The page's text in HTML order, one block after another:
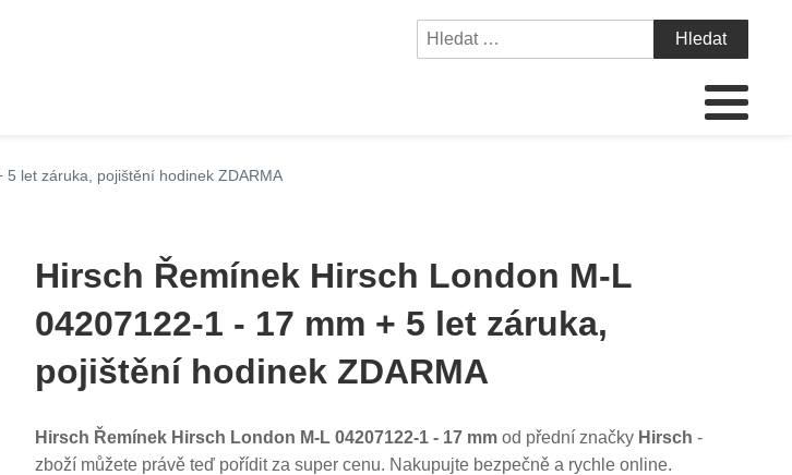
let záruka, pojištění hodinek ZDARMA
Hirsch Řemínek Hirsch London M-L
04207122-1 - 17 mm + 5 let záruka,
pojištění hodinek ZDARMA
Hirsch Řemínek Hirsch London M-L 04207122-1 - 17 mmod přední značky Hirsch -
zboží můžete právě teď pořídit za super cenu. Nakupujte bezpečně a rychle online.